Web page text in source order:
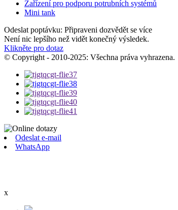
Zařízení pro podporu potrubních systémů
Mini tank
Odeslat poptávku: Připraveni dozvědět se více
Není nic lepšího než vidět konečný výsledek.
Klikněte pro dotaz
© Copyright - 2010-2025: Všechna práva vyhrazena.
Odeslat e-mail
WhatsApp
x